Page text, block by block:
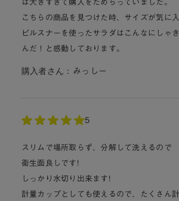
は大きすぎて購入をためらっていました。
こちらの商品を見つけた時、サイズが気に
ピルスナーを使ったサラダはこんなにしゃ
んだ！と感動しております。
購入者さん： みっしー
5
スリムで場所取らず、分解して洗えるので
衛生面良しです!
しっかり水切り出来ます!
計量カップとしても使えるので、たくさん